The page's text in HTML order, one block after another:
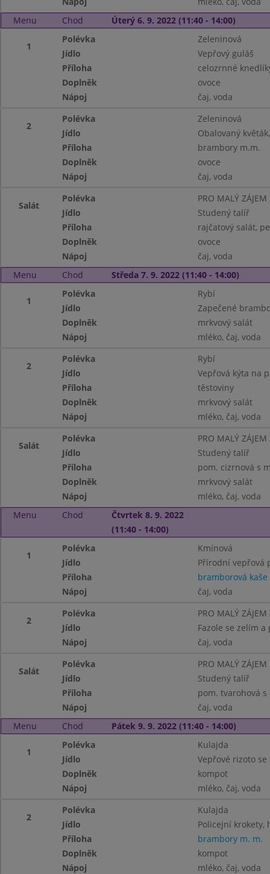
Menu
Chod Úterý 6. 9. 2022 (11:40 - 14:00)
1
Polévka
Zeleninová
Jídlo
Vepřový guláš
Příloha
celozrnné
Doplněk
ovoce
Nápoj
čaj, voda
2
Polévka
Zeleninová
Jídlo
Obalovaný
Příloha
brambory m.m.
Doplněk
ovoce
Nápoj
čaj, voda
Salát
Polévka
PRO MALÝ
Jídlo
Studený talíř
Příloha
rajčatový salát,
Doplněk
ovoce
Nápoj
čaj, voda
Menu
Chod Středa 7. 9. 2022 (11:40 - 14:00)
1
Polévka
Rybí
Jídlo
Zapečené
Doplněk
mrkvový salát
Nápoj
mléko, čaj, voda
2
Polévka
Rybí
Jídlo
Vepřová kýta na
Příloha
těstoviny
Doplněk
mrkvový salát
Nápoj
mléko, čaj, voda
Salát
Polévka
PRO MALÝ
Jídlo
Studený talíř
Příloha
pom. cizrnová s
Doplněk
mrkvový salát
Nápoj
mléko, čaj, voda
Menu
Chod
Čtvrtek 8. 9. 2022
(11:40 - 14:00)
1
Polévka
Kmínová
Jídlo
Přírodní vepřová
Příloha
bramborová kaše
Nápoj
čaj, voda
2
Polévka
PRO MALÝ
Jídlo
Fazole se zelím a
Nápoj
čaj, voda
Salát
Polévka
PRO MALÝ
Jídlo
Studený talíř
Příloha
pom. tvarohová
Nápoj
čaj, voda
Menu
Chod Pátek 9. 9. 2022 (11:40 - 14:00)
1
Polévka
Kulajda
Jídlo
Vepřové rizoto
Doplněk
kompot
Nápoj
mléko, čaj, voda
2
Polévka
Kulajda
Jídlo
Policejní krokety,
Příloha
brambory m. m.
Doplněk
kompot
Nápoj
mléko, čaj, voda